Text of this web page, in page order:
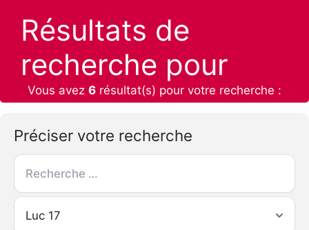
Résultats de
recherche pour
Vous avez 6 résultat(s) pour votre recherche :
Préciser votre recherche